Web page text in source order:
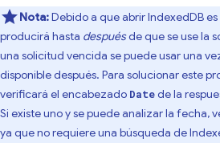
Nota:Debido a que abrir IndexedDB
producirá hasta despuésde que se use la
una solicitud vencida se puede usar una
disponible después. Para solucionar este
verificará el encabezado Datede la
Si existe uno y se puede analizar la fecha,
ya que no requiere una búsqueda de